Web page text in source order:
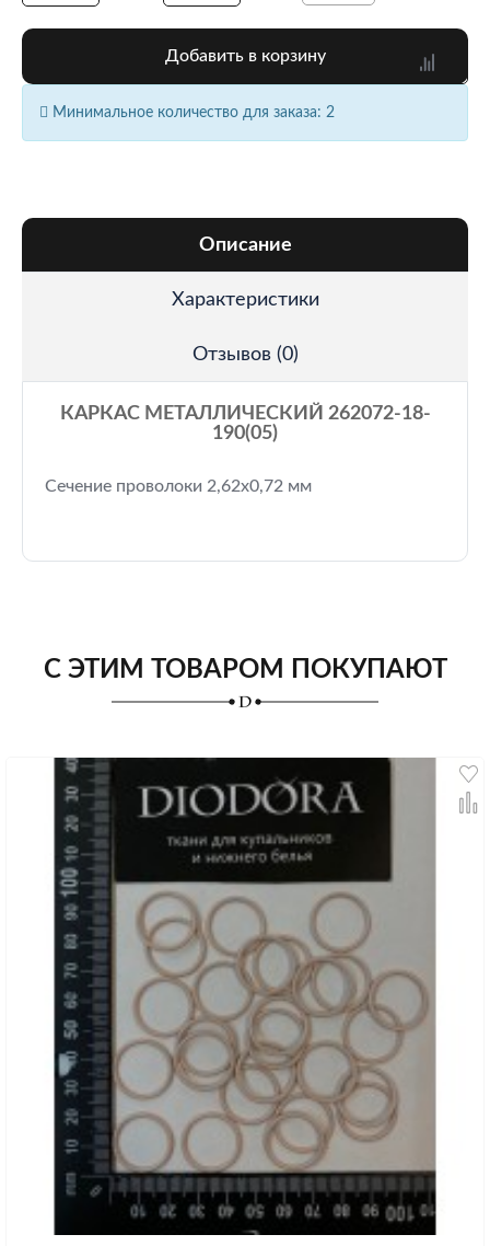
Добавить в корзину
Минимальное количество для заказа: 2
Описание
Характеристики
Отзывов (0)
КАРКАС МЕТАЛЛИЧЕСКИЙ 262072-18-
190(05)
Сечение проволоки 2,62х0,72 мм
С ЭТИМ ТОВАРОМ ПОКУПАЮТ